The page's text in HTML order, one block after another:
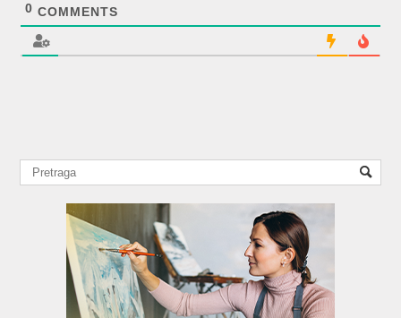
0 COMMENTS